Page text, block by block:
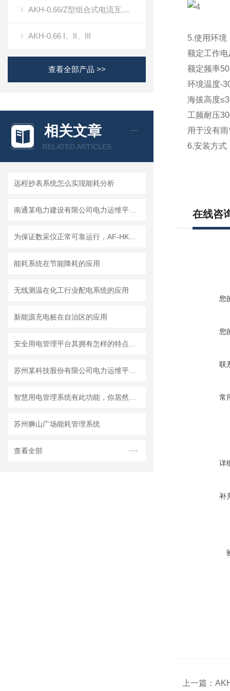
AKH-0.66/Z型组合式电流互感器
AKH-0.66 I、II、III
查看全部产品 >>
相关文章
RELATED ARTICLES
远程抄表系统怎么实现能耗分析
能耗系统在节能降耗的应用
无线测温在化工行业配电系统的应用
新能源充电桩在自治区的应用
苏州狮山广场能耗管理系统
查看全部
5.使用环境
额定工作
额定频率
环境温度-
海拔高度
工频耐压
用于没有
6.安装方式
在线咨
您
您
联
常
详
补
上一篇：